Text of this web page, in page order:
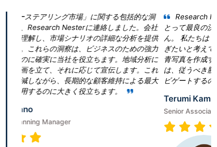
関する包括的な洞
絡しました。会社
詳細な分析を提供
ネスのための強力
ます。地域分析に
宣伝します。これ
客維持による最大
ます。
Research Nester を選択したことが当社
とって最良の決断であったと言っても過言
ん。 私たちは「真空ポンプ市場」という領
ぎたいと考えていました。しかし、当社は
青写真を作成することに戸惑いました。
は、従うべき勝利戦略を構築することで、
ビゲートするのに役立ちました。